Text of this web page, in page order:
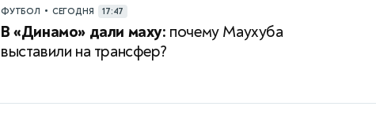
ФУТБОЛ • СЕГОДНЯ 17:47
В «Динамо» дали маху: почему Маухуба
выставили на трансфер?